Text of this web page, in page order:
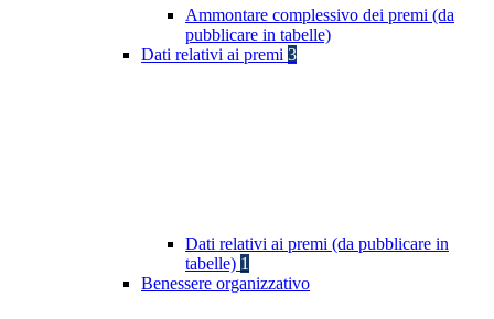
Ammontare complessivo dei premi (da
pubblicare in tabelle)
Dati relativi ai premi 3
Dati relativi ai premi (da pubblicare in
tabelle) 1
Benessere organizzativo